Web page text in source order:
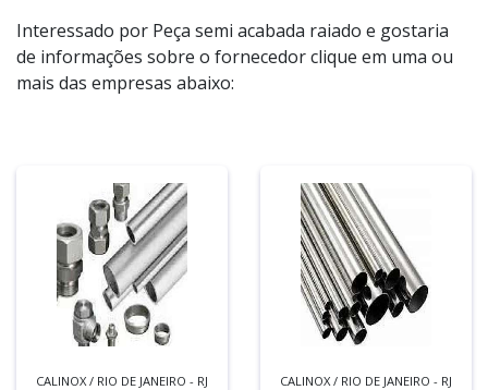
Interessado por Peça semi acabada raiado e gostaria
de informações sobre o fornecedor clique em uma ou
mais das empresas abaixo:
CALINOX / RIO DE JANEIRO - RJ CALINOX / RIO DE JANEIRO - RJ